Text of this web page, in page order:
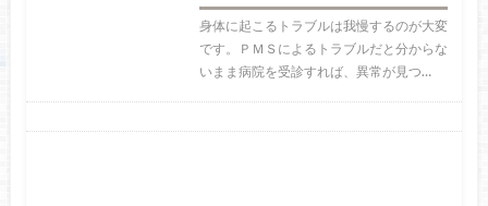
身体に起こるトラブルは我慢するのが大変
です。ＰＭＳによるトラブルだと分からな
いまま病院を受診すれば、異常が見つ…